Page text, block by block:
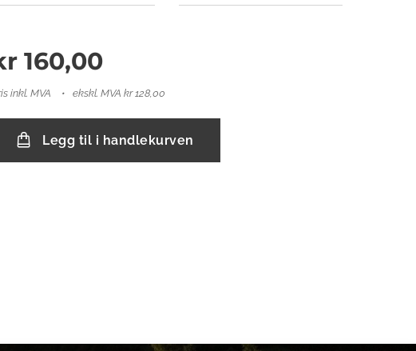
160,00
inkl. MVA ekskl. MVA kr 128,00
Legg til i handlekurven